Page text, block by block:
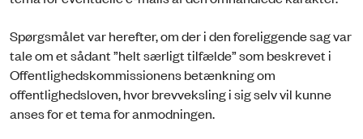
Spørgsmålet var herefter, om der i den foreliggende sag var
tale om et sådant ”helt særligt tilfælde” som beskrevet i
Offentlighedskommissionens betænkning om
offentlighedsloven, hvor brevveksling i sig selv vil kunne
anses for et tema for anmodningen.